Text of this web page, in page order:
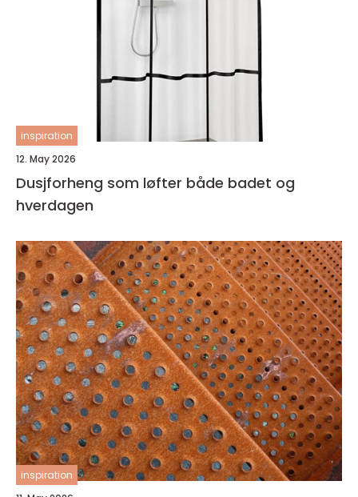
inspiration
12. May 2026
Dusjforheng som løfter både badet og
hverdagen
inspiration